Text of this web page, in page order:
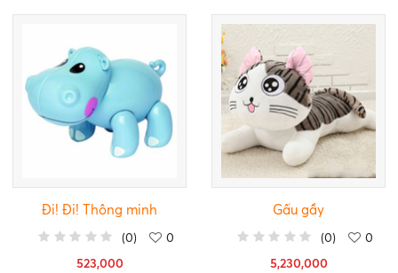
Đi! Đi! Thông minh
(0)
0
523,000
Gấu gầy
(0)
0
5,230,000